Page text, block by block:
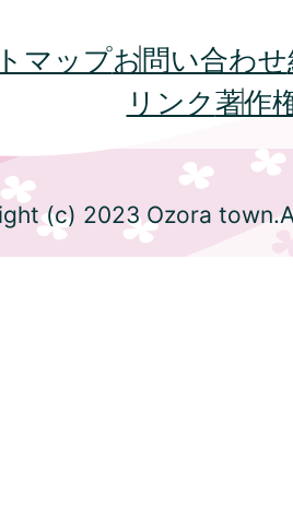
マップお問い合わせ
リンク著作
(c) 2023 Ozora